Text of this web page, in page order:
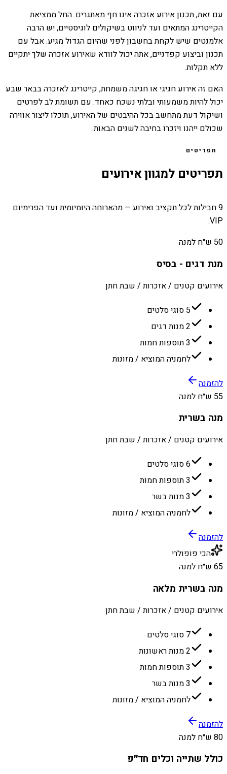
עם זאת, תכנון אירוע אזכרה אינו חף מאתגרים. החל ממציאת
הקייטרינג המתאים ועד לניווט בשיקולים לוגיסטיים, יש הרבה
אלמנטים שיש לקחת בחשבון לפני שהיום הגדול מגיע. אבל עם
תכנון וביצוע קפדניים, אתה יכול לוודא שאירוע אזכרה שלך יתקיים
ללא תקלות.
האם זה אירוע חגיגי או חגיגה משמחת, קייטרינג לאזכרה בבאר שבע
יכול להיות משמעותי ובלתי נשכח כאחד. עם תשומת לב לפרטים
ושיקול דעת מתחשב בכל ההיבטים של האירוע, תוכלו ליצור אווירה
שכולם ייהנו ויזכרו בחיבה לשנים הבאות.
תפריטים
תפריטים למגוון אירועים
9 חבילות לכל תקציב ואירוע — מהארוחה היומיומית ועד הפרימיום
VIP.
50 ש״ח למנה
מנת דגים - בסיס
אירועים קטנים / אזכרות / שבת חתן
5 סוגי סלטים
2 מנות דגים
3 תוספות חמות
לחמניה המוציא / מזונות
להזמנה
55 ש״ח למנה
מנה בשרית
אירועים קטנים / אזכרות / שבת חתן
6 סוגי סלטים
3 תוספות חמות
3 מנות בשר
לחמניה המוציא / מזונות
להזמנה
הכי פופולרי
65 ש״ח למנה
מנה בשרית מלאה
אירועים קטנים / אזכרות / שבת חתן
7 סוגי סלטים
2 מנות ראשונות
3 תוספות חמות
3 מנות בשר
לחמניה המוציא / מזונות
להזמנה
80 ש״ח למנה
כולל שתייה וכלים חד״פ